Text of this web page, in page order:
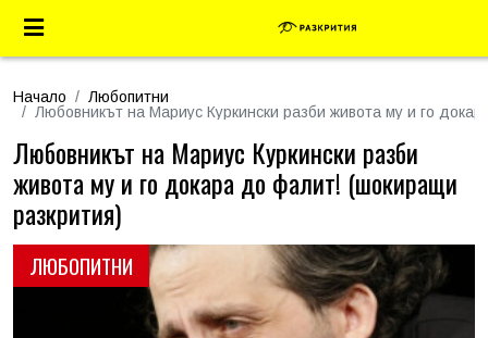
Начало
Любопитни
Любовникът на Мариус Куркински разби живота му и го
ЛЮБОПИТНИ
Любовникът на Мариус Куркински разби
живота му и го докара до фалит! (шокиращи
разкрития)